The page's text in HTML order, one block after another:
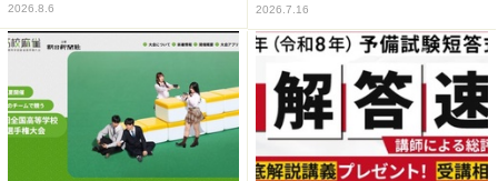
2026.8.6 2026.7.16